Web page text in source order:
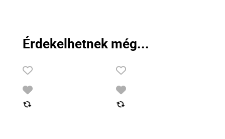
Érdekelhetnek még...